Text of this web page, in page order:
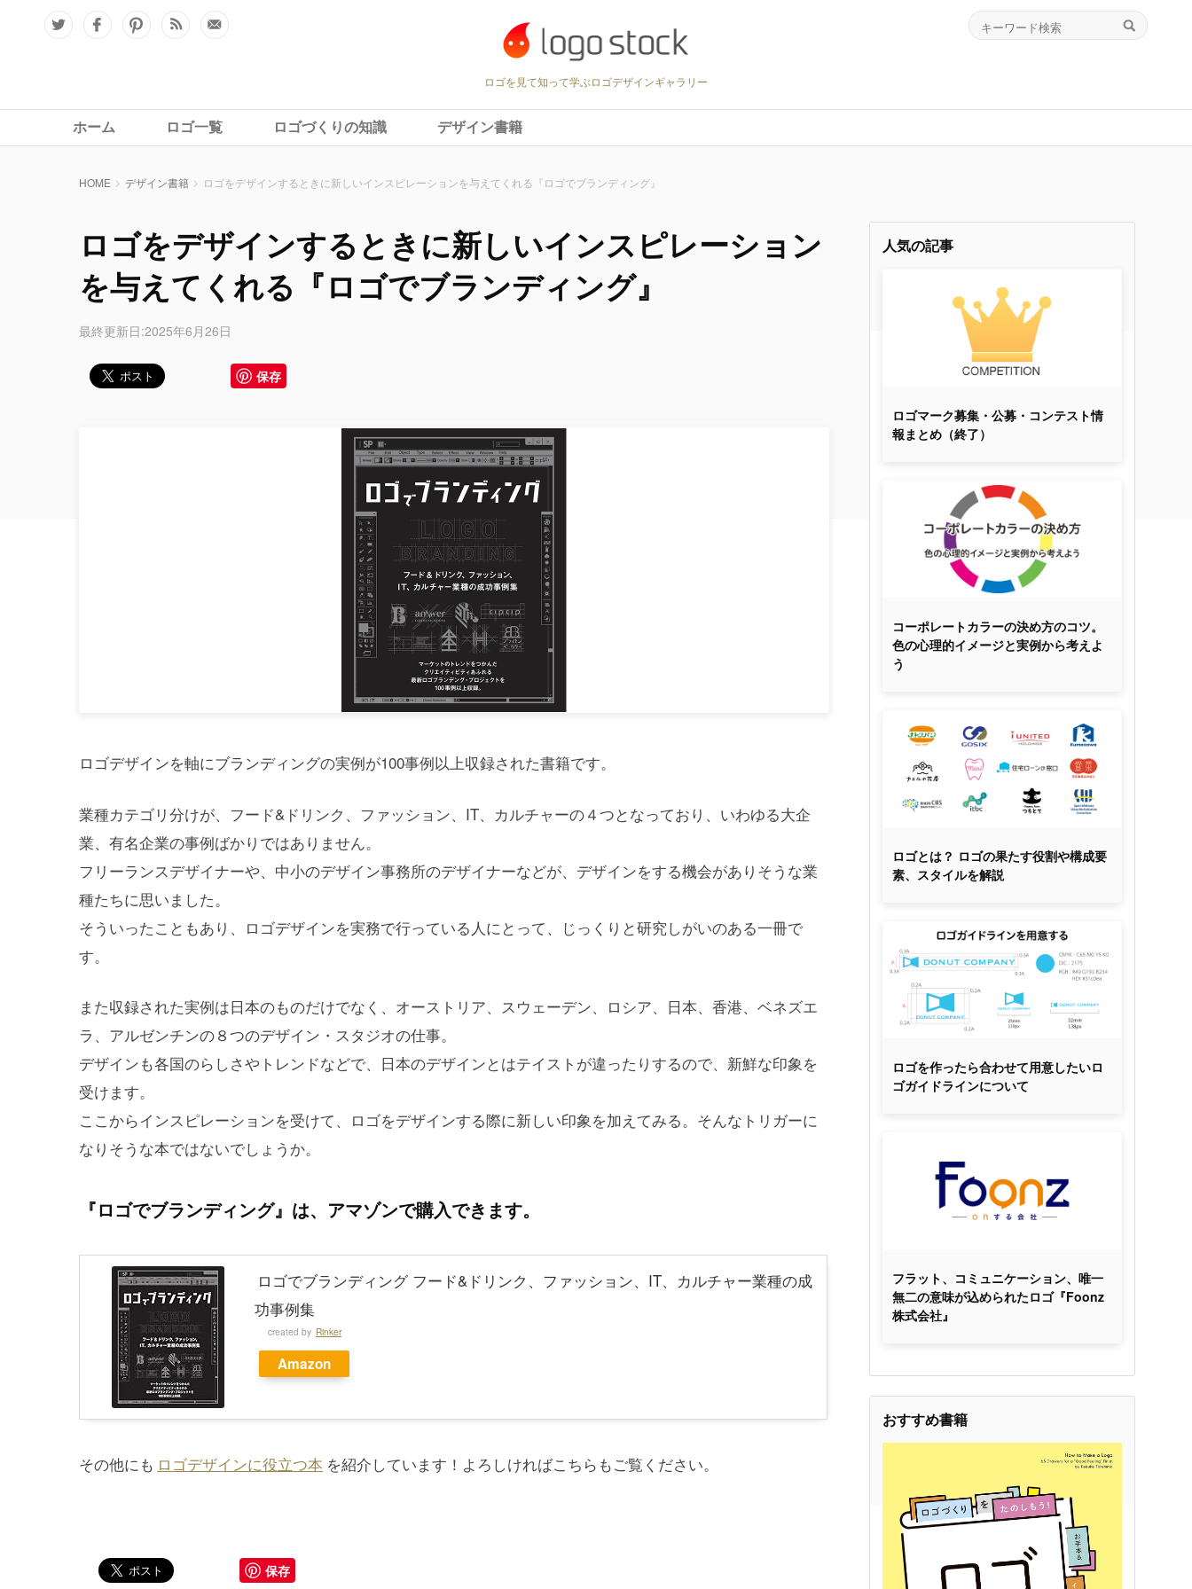
ロゴを見て知って学ぶロゴデザインギャラリー
ホーム ロゴ一覧 ロゴづくりの知識 デザイン書籍
HOME デザイン書籍 ロゴをデザインするときに新しいインスピレーションを与えてくれる『ロゴでブランディング』
ロゴをデザインするときに新しいインスピレーション
を与えてくれる『ロゴでブランディング』
最終更新日:2025年6月26日
保存
ロゴデザインを軸にブランディングの実例が100事例以上収録された書籍です。
業種カテゴリ分けが、フード&ドリンク、ファッション、IT、カルチャーの４つとなっており、いわゆる大企
業、有名企業の事例ばかりではありません。
フリーランスデザイナーや、中小のデザイン事務所のデザイナーなどが、デザインをする機会がありそうな業
種たちに思いました。
そういったこともあり、ロゴデザインを実務で行っている人にとって、じっくりと研究しがいのある一冊で
す。
また収録された実例は日本のものだけでなく、オーストリア、スウェーデン、ロシア、日本、香港、ベネズエ
ラ、アルゼンチンの８つのデザイン・スタジオの仕事。
デザインも各国のらしさやトレンドなどで、日本のデザインとはテイストが違ったりするので、新鮮な印象を
受けます。
ここからインスピレーションを受けて、ロゴをデザインする際に新しい印象を加えてみる。そんなトリガーに
なりそうな本ではないでしょうか。
『ロゴでブランディング』は、アマゾンで購入できます。
ロゴでブランディング フード&ドリンク、ファッション、IT、カルチャー業種の成
功事例集
created by Rinker
Amazon
その他にも ロゴデザインに役立つ本 を紹介しています！よろしければこちらもご覧ください。
保存
人気の記事
ロゴマーク募集・公募・コンテスト情
報まとめ（終了）
コーポレートカラーの決め方のコツ。
色の心理的イメージと実例から考えよ
う
ロゴとは？ ロゴの果たす役割や構成要
素、スタイルを解説
ロゴを作ったら合わせて用意したいロ
ゴガイドラインについて
フラット、コミュニケーション、唯一
無二の意味が込められたロゴ『Foonz
株式会社』
おすすめ書籍